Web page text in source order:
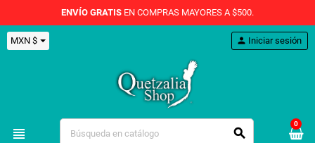
ENVÍO GRATIS EN COMPRAS MAYORES A $500.
MXN $
view_headline search
person Iniciar sesión
0